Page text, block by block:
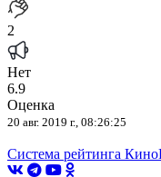
2
Нет
6.9
Оценка
20 авг. 2019 г., 08:26:25
Система рейтинга